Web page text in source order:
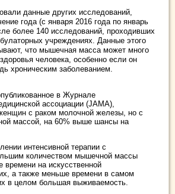
данные других исследований,
года (с января 2016 года по январь
более 140 исследований, проходивших
учреждениях. Данные этого
что мышечная масса может много
человека, особенно если он
хроническим заболеванием.
в Журнале
ассоциации (JAMA),
с раком молочной железы, но с
массой, на 60% выше шансы на
интенсивной терапии с
количеством мышечной массы
времени на искусственной
а также меньше времени в самом
в целом большая выживаемость.